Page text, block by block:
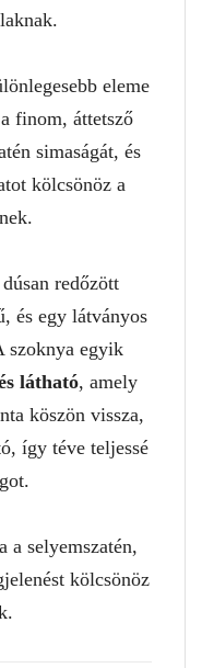
eleme
finom, áttetsző
simaságát, és
kölcsönöz a
redőzött
és egy látványos
egyik
látható, amely
köszön vissza,
így téve teljessé
a selyemszatén,
kölcsönöz